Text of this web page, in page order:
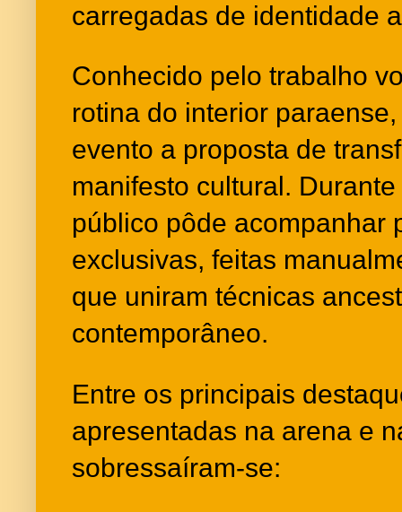
carregadas de identidade
Conhecido pelo trabalho
rotina do interior
evento a proposta de
manifesto cultural.
público pôde acompanhar
exclusivas, feitas
que uniram técnicas
contemporâneo.
Entre os principais
apresentadas na arena e
sobressaíram-se: